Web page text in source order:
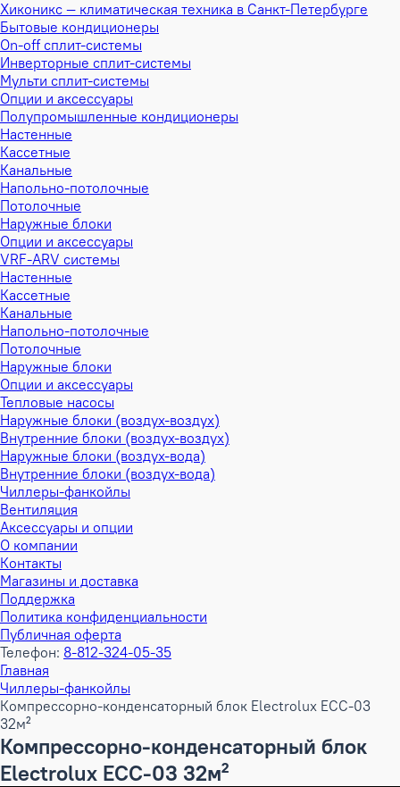
Хиконикс — климатическая техника в Санкт-Петербурге
Бытовые кондиционеры
On-off сплит-системы
Инверторные сплит-системы
Мульти сплит-системы
Опции и аксессуары
Полупромышленные кондиционеры
Настенные
Кассетные
Канальные
Напольно-потолочные
Потолочные
Наружные блоки
Опции и аксессуары
VRF-ARV системы
Настенные
Кассетные
Канальные
Напольно-потолочные
Потолочные
Наружные блоки
Опции и аксессуары
Тепловые насосы
Наружные блоки (воздух-воздух)
Внутренние блоки (воздух-воздух)
Наружные блоки (воздух-вода)
Внутренние блоки (воздух-вода)
Чиллеры-фанкойлы
Вентиляция
Аксессуары и опции
О компании
Контакты
Магазины и доставка
Поддержка
Политика конфиденциальности
Публичная оферта
Телефон: 8-812-324-05-35
Главная
Чиллеры-фанкойлы
Компрессорно-конденсаторный блок Electrolux ECC-03
32м²
Компрессорно-конденсаторный блок
Electrolux ECC-03 32м²